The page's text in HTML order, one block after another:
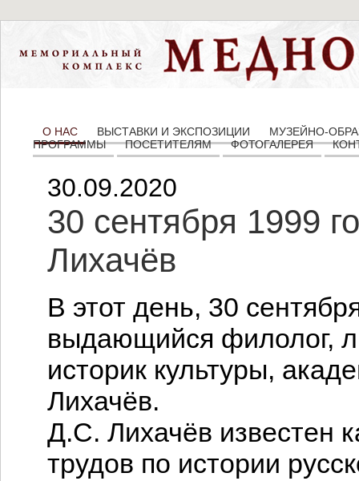
О НАС ВЫСТАВКИ И ЭКСПОЗИЦИИ
МУЗЕЙНО-
ПРОГРАММЫ
ПОСЕТИТЕЛЯМ ФОТОГАЛЕРЕЯ
30.09.2020
30 сентября 1999
Лихачёв
В этот день, 30
выдающийся филолог,
историк культуры,
Лихачёв.
Д.С. Лихачёв известен
трудов по истории